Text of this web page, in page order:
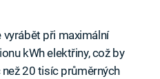
vyrábět při maximální
kWh elektřiny, což by
20 tisíc průměrných